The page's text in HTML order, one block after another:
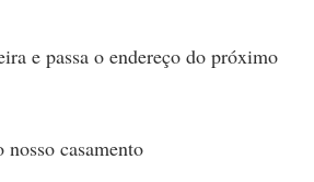
e passa o endereço do próximo
casamento